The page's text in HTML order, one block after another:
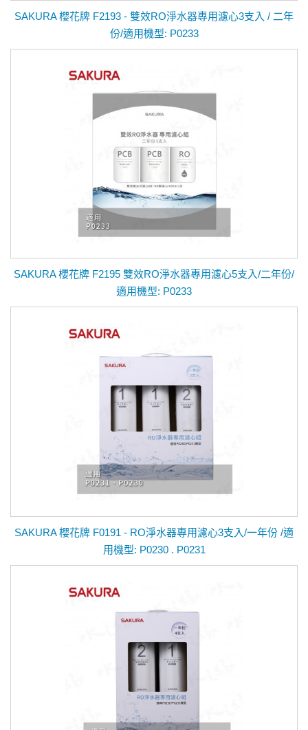
SAKURA 櫻花牌 F2193 - 雙效RO淨水器專用濾心3支入 / 二年
份/適用機型: P0233
SAKURA 櫻花牌 F2195 雙效RO淨水器專用濾心5支入/二年份/
適用機型: P0233
SAKURA 櫻花牌 F0191 - RO淨水器專用濾心3支入/一年份 /適
用機型: P0230 . P0231